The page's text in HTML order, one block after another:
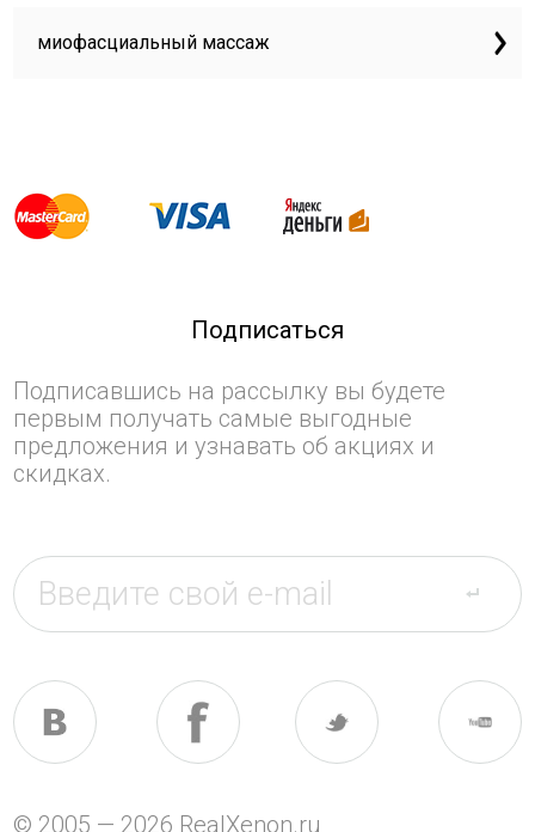
миофасциальный массаж
Подписаться
Подписавшись на рассылку вы будете
первым получать самые выгодные
предложения и узнавать об акциях и
скидках.
© 2005 — 2026 RealXenon.ru